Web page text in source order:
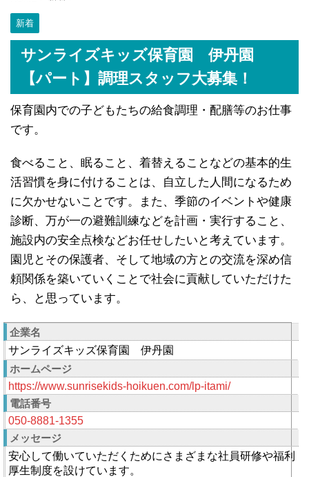
新着
サンライズキッズ保育園 伊丹園
【パート】調理スタッフ大募集！
保育園内での子どもたちの給食調理・配膳等のお仕事
です。
食べること、眠ること、着替えることなどの基本的生
活習慣を身に付けることは、自立した人間になるため
に欠かせないことです。また、季節のイベントや健康
診断、万が一の避難訓練などを計画・実行すること、
施設内の安全点検などお任せしたいと考えています。
園児とその保護者、そして地域の方との交流を深め信
頼関係を築いていくことで社会に貢献していただけた
ら、と思っています。
企業名
サンライズキッズ保育園 伊丹園
ホームページ
https://www.sunrisekids-hoikuen.com/lp-itami/
電話番号
050-8881-1355
メッセージ
安心して働いていただくためにさまざまな社員研修や福利
厚生制度を設けています。